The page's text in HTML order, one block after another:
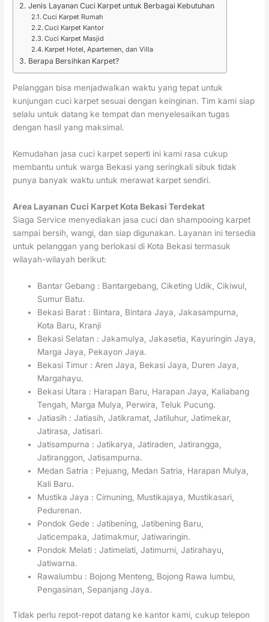
Jenis Layanan Cuci Karpet untuk Berbagai Kebutuhan
Cuci Karpet Rumah
Cuci Karpet Kantor
Cuci Karpet Masjid
Karpet Hotel, Apartemen, dan Villa
Berapa Bersihkan Karpet?
Pelanggan bisa menjadwalkan waktu yang tepat untuk
kunjungan cuci karpet sesuai dengan keinginan. Tim kami siap
selalu untuk datang ke tempat dan menyelesaikan tugas
dengan hasil yang maksimal.
Kemudahan jasa cuci karpet seperti ini kami rasa cukup
membantu untuk warga Bekasi yang seringkali sibuk tidak
punya banyak waktu untuk merawat karpet sendiri.
Area Layanan Cuci Karpet Kota Bekasi Terdekat
Siaga Service menyediakan jasa cuci dan shampooing karpet
sampai bersih, wangi, dan siap digunakan. Layanan ini tersedia
untuk pelanggan yang berlokasi di Kota Bekasi termasuk
wilayah-wilayah berikut:
Bantar Gebang : Bantargebang, Ciketing Udik, Cikiwul,
Sumur Batu.
Bekasi Barat : Bintara, Bintara Jaya, Jakasampurna,
Kota Baru, Kranji
Bekasi Selatan : Jakamulya, Jakasetia, Kayuringin Jaya,
Marga Jaya, Pekayon Jaya.
Bekasi Timur : Aren Jaya, Bekasi Jaya, Duren Jaya,
Margahayu.
Bekasi Utara : Harapan Baru, Harapan Jaya, Kaliabang
Tengah, Marga Mulya, Perwira, Teluk Pucung.
Jatiasih : Jatiasih, Jatikramat, Jatiluhur, Jatimekar,
Jatirasa, Jatisari.
Jatisampurna : Jatikarya, Jatiraden, Jatirangga,
Jatiranggon, Jatisampurna.
Medan Satria : Pejuang, Medan Satria, Harapan Mulya,
Kali Baru.
Mustika Jaya : Cimuning, Mustikajaya, Mustikasari,
Pedurenan.
Pondok Gede : Jatibening, Jatibening Baru,
Jaticempaka, Jatimakmur, Jatiwaringin.
Pondok Melati : Jatimelati, Jatimurni, Jatirahayu,
Jatiwarna.
Rawalumbu : Bojong Menteng, Bojong Rawa lumbu,
Pengasinan, Sepanjang Jaya.
Tidak perlu repot-repot datang ke kantor kami, cukup telepon